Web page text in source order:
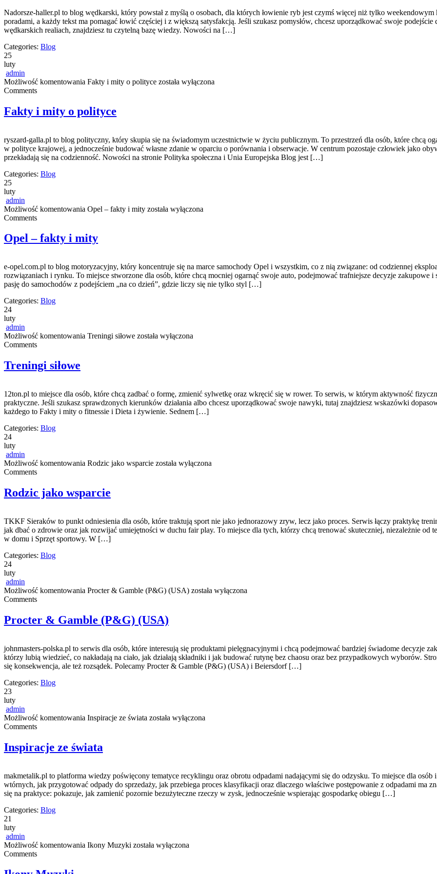
Nadorsze-haller.pl to blog wędkarski, który powstał z myślą o osobach, dla których łowienie ryb jest czymś więcej niż tylko
poradami, a każdy tekst ma pomagać łowić częściej i z większą satysfakcją. Jeśli szukasz pomysłów, chcesz uporządkować swoje
wędkarskich realiach, znajdziesz tu czytelną bazę wiedzy. Nowości na […]
Categories: Blog
25
luty
admin
Możliwość komentowania Fakty i mity o polityce została wyłączona
Comments
Fakty i mity o polityce
ryszard-galla.pl to blog polityczny, który skupia się na świadomym uczestnictwie w życiu publicznym. To przestrzeń dla osób, które chcą
w polityce krajowej, a jednocześnie budować własne zdanie w oparciu o porównania i obserwacje. W centrum pozostaje człowiek jako
przekładają się na codzienność. Nowości na stronie Polityka społeczna i Unia Europejska Blog jest […]
Categories: Blog
25
luty
admin
Możliwość komentowania Opel – fakty i mity została wyłączona
Comments
Opel – fakty i mity
e-opel.com.pl to blog motoryzacyjny, który koncentruje się na marce samochody Opel i wszystkim, co z nią związane: od codziennej
rozwiązaniach i rynku. To miejsce stworzone dla osób, które chcą mocniej ogarnąć swoje auto, podejmować trafniejsze decyzje zakupowe
pasję do samochodów z podejściem „na co dzień”, gdzie liczy się nie tylko styl […]
Categories: Blog
24
luty
admin
Możliwość komentowania Treningi siłowe została wyłączona
Comments
Treningi siłowe
12ton.pl to miejsce dla osób, które chcą zadbać o formę, zmienić sylwetkę oraz wkręcić się w rower. To serwis, w którym aktywność
praktyczne. Jeśli szukasz sprawdzonych kierunków działania albo chcesz uporządkować swoje nawyki, tutaj znajdziesz wskazówki
każdego to Fakty i mity o fitnessie i Dieta i żywienie. Sednem […]
Categories: Blog
24
luty
admin
Możliwość komentowania Rodzic jako wsparcie została wyłączona
Comments
Rodzic jako wsparcie
TKKF Sieraków to punkt odniesienia dla osób, które traktują sport nie jako jednorazowy zryw, lecz jako proces. Serwis łączy praktykę
jak dbać o zdrowie oraz jak rozwijać umiejętności w duchu fair play. To miejsce dla tych, którzy chcą trenować skuteczniej, niezależnie od
w domu i Sprzęt sportowy. W […]
Categories: Blog
24
luty
admin
Możliwość komentowania Procter & Gamble (P&G) (USA) została wyłączona
Comments
Procter & Gamble (P&G) (USA)
johnmasters-polska.pl to serwis dla osób, które interesują się produktami pielęgnacyjnymi i chcą podejmować bardziej świadome decyzje
którzy lubią wiedzieć, co nakładają na ciało, jak działają składniki i jak budować rutynę bez chaosu oraz bez przypadkowych wyborów.
się konsekwencja, ale też rozsądek. Polecamy Procter & Gamble (P&G) (USA) i Beiersdorf […]
Categories: Blog
23
luty
admin
Możliwość komentowania Inspiracje ze świata została wyłączona
Comments
Inspiracje ze świata
makmetalik.pl to platforma wiedzy poświęcony tematyce recyklingu oraz obrotu odpadami nadającymi się do odzysku. To miejsce dla osób
wtórnych, jak przygotować odpady do sprzedaży, jak przebiega proces klasyfikacji oraz dlaczego właściwe postępowanie z odpadami ma
się na praktyce: pokazuje, jak zamienić pozornie bezużyteczne rzeczy w zysk, jednocześnie wspierając gospodarkę obiegu […]
Categories: Blog
21
luty
admin
Możliwość komentowania Ikony Muzyki została wyłączona
Comments